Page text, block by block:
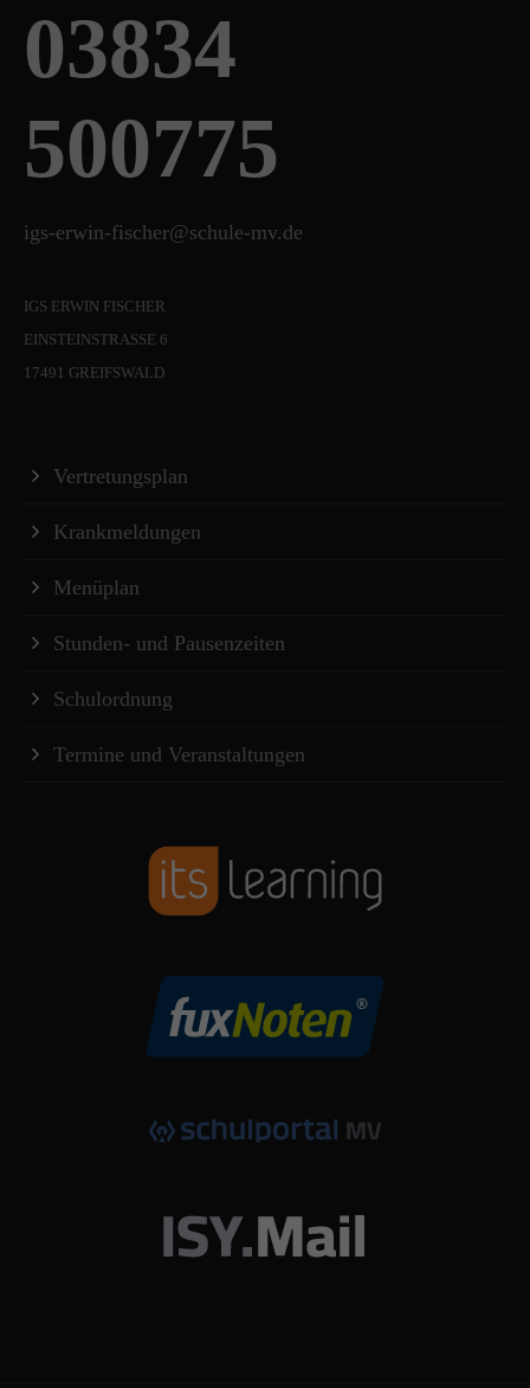
03834
500775
igs-erwin-fischer@schule-mv.de
IGS ERWIN FISCHER
EINSTEINSTRASSE 6
17491 GREIFSWALD
Vertretungsplan
Krankmeldungen
Menüplan
Stunden- und Pausenzeiten
Schulordnung
Termine und Veranstaltungen